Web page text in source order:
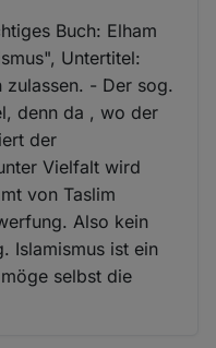
Buch: Elham
Untertitel:
- Der sog.
denn da , wo der
der
Vielfalt wird
von Taslim
Also kein
Islamismus ist ein
selbst die